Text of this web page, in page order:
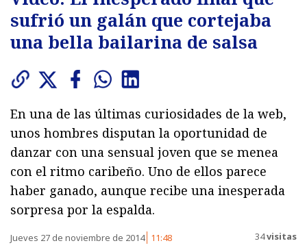
sufrió un galán que cortejaba
una bella bailarina de salsa
En una de las últimas curiosidades de la web,
unos hombres disputan la oportunidad de
danzar con una sensual joven que se menea
con el ritmo caribeño. Uno de ellos parece
haber ganado, aunque recibe una inesperada
sorpresa por la espalda.
Jueves 27 de noviembre de 2014 11:48 34visitas